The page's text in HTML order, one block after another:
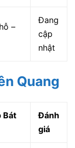
–
Đang
cập
nhật
Quang
Bát
Đánh
giá